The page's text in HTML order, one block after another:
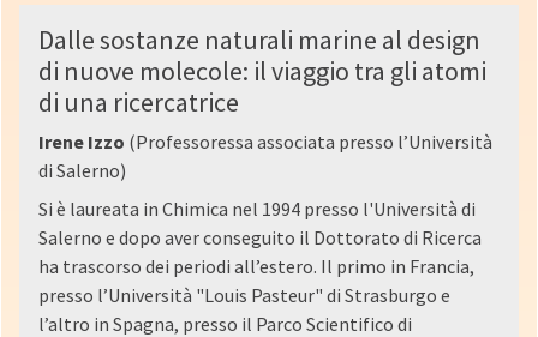
Dalle sostanze naturali marine al design
di nuove molecole: il viaggio tra gli atomi
di una ricercatrice
Irene Izzo (Professoressa associata presso l’Università
di Salerno)
Si è laureata in Chimica nel 1994 presso l'Università di
Salerno e dopo aver conseguito il Dottorato di Ricerca
ha trascorso dei periodi all’estero. Il primo in Francia,
presso l’Università "Louis Pasteur" di Strasburgo e
l’altro in Spagna, presso il Parco Scientifico di